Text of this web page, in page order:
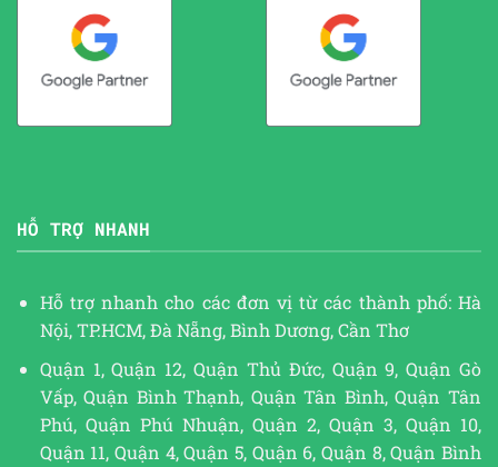
HỖ TRỢ NHANH
Hỗ trợ nhanh cho các đơn vị từ các thành phố: Hà
Nội, TP.HCM, Đà Nẵng, Bình Dương, Cần Thơ
Quận 1, Quận 12, Quận Thủ Đức, Quận 9, Quận Gò
Vấp, Quận Bình Thạnh, Quận Tân Bình, Quận Tân
Phú, Quận Phú Nhuận, Quận 2, Quận 3, Quận 10,
Quận 11, Quận 4, Quận 5, Quận 6, Quận 8, Quận Bình